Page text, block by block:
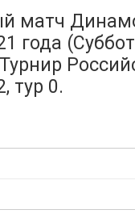
матч
года
тур 0.